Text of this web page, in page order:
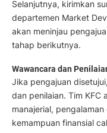
Selanjutnya, kirimkan
departemen Market
akan meninjau
tahap berikutnya.
Wawancara dan
Jika pengajuan
dan penilaian. Tim KFC
manajerial,
kemampuan finansial